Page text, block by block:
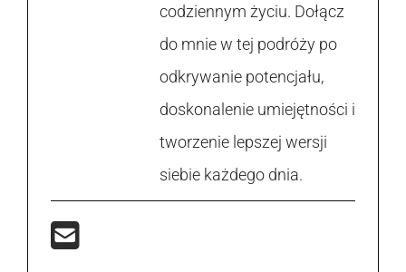
codziennym życiu. Dołącz
do mnie w tej podróży po
odkrywanie potencjału,
doskonalenie umiejętności i
tworzenie lepszej wersji
siebie każdego dnia.